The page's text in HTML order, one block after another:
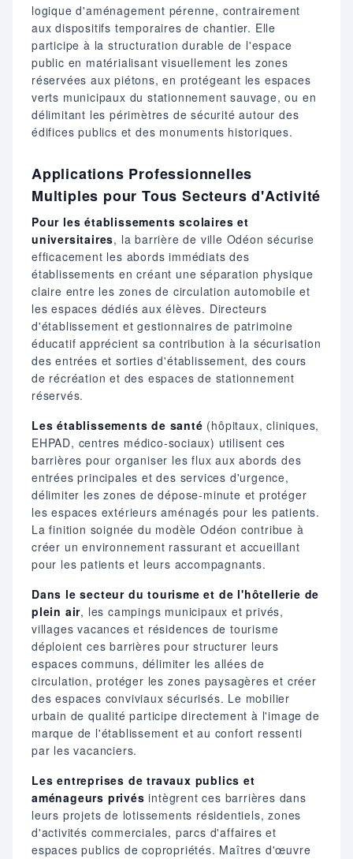
logique d'aménagement pérenne, contrairement
aux dispositifs temporaires de chantier. Elle
participe à la structuration durable de l'espace
public en matérialisant visuellement les zones
réservées aux piétons, en protégeant les espaces
verts municipaux du stationnement sauvage, ou en
délimitant les périmètres de sécurité autour des
édifices publics et des monuments historiques.
Applications Professionnelles
Multiples pour Tous Secteurs d'Activité
Pour les établissements scolaires et
universitaires, la barrière de ville Odéon sécurise
efficacement les abords immédiats des
établissements en créant une séparation physique
claire entre les zones de circulation automobile et
les espaces dédiés aux élèves. Directeurs
d'établissement et gestionnaires de patrimoine
éducatif apprécient sa contribution à la sécurisation
des entrées et sorties d'établissement, des cours
de récréation et des espaces de stationnement
réservés.
Les établissements de santé (hôpitaux, cliniques,
EHPAD, centres médico-sociaux) utilisent ces
barrières pour organiser les flux aux abords des
entrées principales et des services d'urgence,
délimiter les zones de dépose-minute et protéger
les espaces extérieurs aménagés pour les patients.
La finition soignée du modèle Odéon contribue à
créer un environnement rassurant et accueillant
pour les patients et leurs accompagnants.
Dans le secteur du tourisme et de l'hôtellerie de
plein air, les campings municipaux et privés,
villages vacances et résidences de tourisme
déploient ces barrières pour structurer leurs
espaces communs, délimiter les allées de
circulation, protéger les zones paysagères et créer
des espaces conviviaux sécurisés. Le mobilier
urbain de qualité participe directement à l'image de
marque de l'établissement et au confort ressenti
par les vacanciers.
Les entreprises de travaux publics et
aménageurs privés intègrent ces barrières dans
leurs projets de lotissements résidentiels, zones
d'activités commerciales, parcs d'affaires et
espaces publics de copropriétés. Maîtres d'œuvre